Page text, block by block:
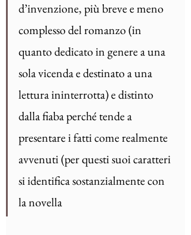
d’invenzione, più breve e meno
complesso del romanzo (in
quanto dedicato in genere a una
sola vicenda e destinato a una
lettura ininterrotta) e distinto
dalla fiaba perché tende a
presentare i fatti come realmente
avvenuti (per questi suoi caratteri
si identifica sostanzialmente con
la novella